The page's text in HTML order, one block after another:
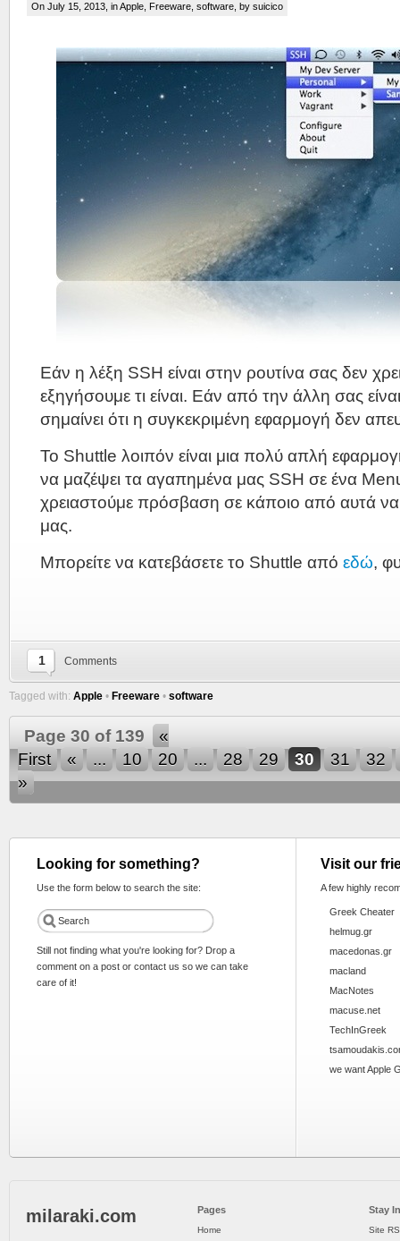
On July 15, 2013, inApple Freeware software , by suicico
Εάν η λέξη SSH είναι στην ρουτίνα σας δεν
εξηγήσουμε τι είναι. Εάν από την άλλη σας
σημαίνει ότι η συγκεκριμένη εφαρμογή δεν
Το Shuttle λοιπόν είναι μια πολύ απλή
να μαζέψει τα αγαπημένα μας SSH σε ένα
χρειαστούμε πρόσβαση σε κάποιο από αυτά να
μας.
Μπορείτε να κατεβάσετε το Shuttle από εδώ,
1 Comments
Tagged with: Apple • Freeware • software
Page 30 of 139
«
First
« ... 10 20 ... 28 29 30 31
32
»
Looking for something?
Use the form below to search the site:
Still not finding what you're looking for? Drop a
comment on a post or contact us so we can take
care of it!
Visit our
A few highly
Greek Cheater
helmug.gr
macedonas.gr
macland
MacNotes
macuse.net
TechInGreek
we want Apple
milaraki.com Pages
Home
Stay
Site